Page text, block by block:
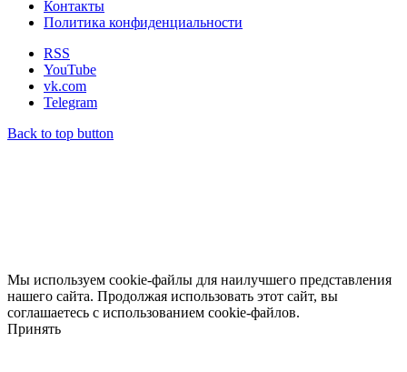
Контакты
Политика конфиденциальности
RSS
YouTube
vk.com
Telegram
Back to top button
Мы используем cookie-файлы для наилучшего представления
нашего сайта. Продолжая использовать этот сайт, вы
соглашаетесь с использованием cookie-файлов.
Принять